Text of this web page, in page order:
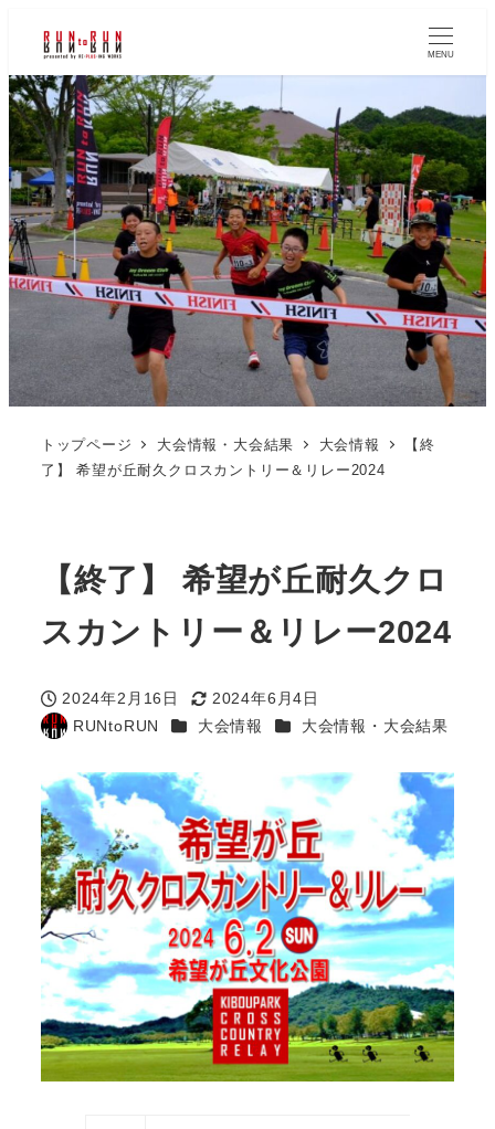
MENU
トップページ 大会情報・大会結果 大会情報
【終
了】 希望が丘耐久クロスカントリー＆リレー2024
【終了】 希望が丘耐久クロ
スカントリー＆リレー2024
投稿日
2024年2月16日
更新日
2024年6月4日
著
RUNtoRUN カテゴリー
大会情報 カテゴリー
大会情報・大会結果